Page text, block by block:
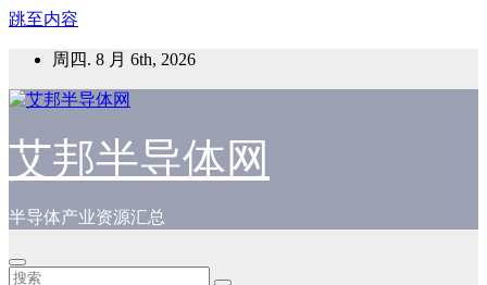
跳至内容
周四. 8 月 6th, 2026
艾邦半导体网
半导体产业资源汇总